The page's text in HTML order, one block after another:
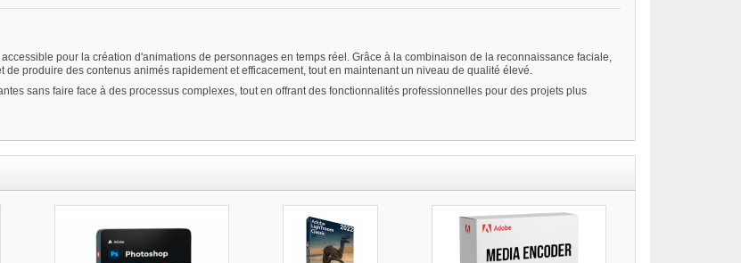
pour la création d'animations de personnages en temps réel. Grâce à la combinaison de la reconnaissance faciale,
produire des contenus animés rapidement et efficacement, tout en maintenant un niveau de qualité élevé.
sans faire face à des processus complexes, tout en offrant des fonctionnalités professionnelles pour des projets plus